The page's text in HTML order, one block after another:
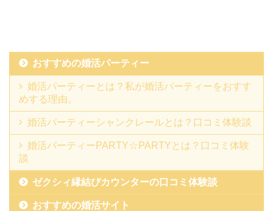
おすすめの婚活パーティー
婚活パーティーとは？私が婚活パーティーをおすす
めする理由。
婚活パーティーシャンクレールとは？口コミ体験談
婚活パーティーPARTY☆PARTYとは？口コミ体験
談
ゼクシィ縁結びカウンターの口コミ体験談
おすすめの婚活サイト